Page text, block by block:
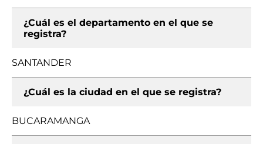
¿Cuál es el departamento en el que se
registra?
SANTANDER
¿Cuál es la ciudad en el que se registra?
BUCARAMANGA